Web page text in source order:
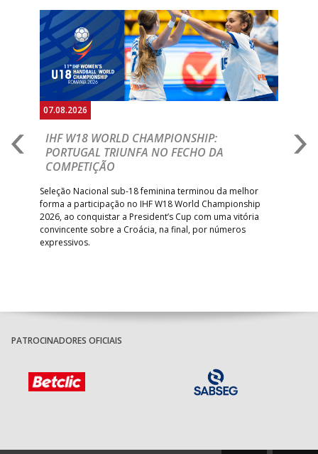
07.08.2026
IHF W18 WORLD CHAMPIONSHIP:
PORTUGAL TRIUNFA NO FECHO DA
COMPETIÇÃO
Seleção Nacional sub-18 feminina terminou da melhor
forma a participação no IHF W18 World Championship
2026, ao conquistar a President’s Cup com uma vitória
convincente sobre a Croácia, na final, por números
expressivos.
Anterior
PATROCINADORES OFICIAIS